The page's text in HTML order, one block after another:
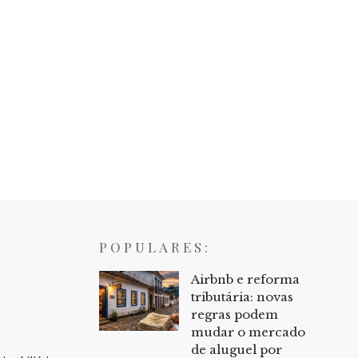
POPULARES:
Airbnb e reforma
tributária: novas
regras podem
mudar o mercado
de aluguel por